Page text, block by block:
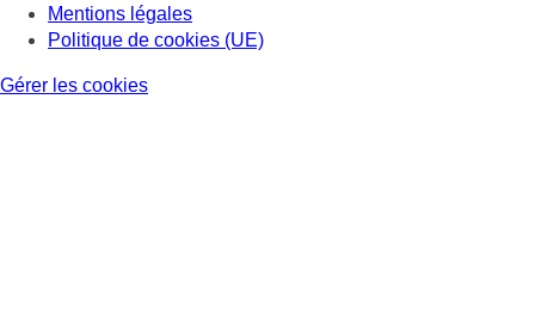
Mentions légales
Politique de cookies (UE)
Gérer les cookies